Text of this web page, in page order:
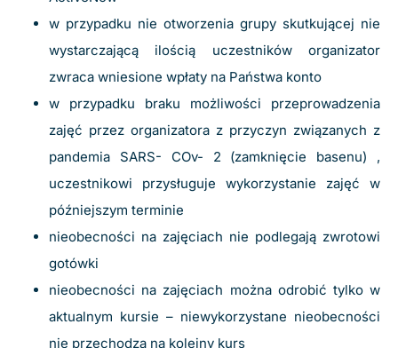
w przypadku nie otworzenia grupy skutkującej nie
wystarczającą ilością uczestników organizator
zwraca wniesione wpłaty na Państwa konto
w przypadku braku możliwości przeprowadzenia
zajęć przez organizatora z przyczyn związanych z
pandemia SARS- COv- 2 (zamknięcie basenu) ,
uczestnikowi przysługuje wykorzystanie zajęć w
późniejszym terminie
nieobecności na zajęciach nie podlegają zwrotowi
gotówki
nieobecności na zajęciach można odrobić tylko w
aktualnym kursie – niewykorzystane nieobecności
nie przechodzą na kolejny kurs